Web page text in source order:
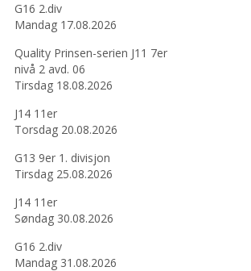
G16 2.div
Mandag 17.08.2026
Quality Prinsen-serien J11 7er
nivå 2 avd. 06
Tirsdag 18.08.2026
J14 11er
Torsdag 20.08.2026
G13 9er 1. divisjon
Tirsdag 25.08.2026
J14 11er
Søndag 30.08.2026
G16 2.div
Mandag 31.08.2026